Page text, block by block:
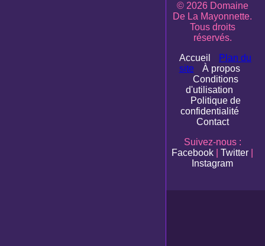
© 2026 Domaine
De La Mayonnette.
Tous droits
réservés.
Accueil
Plan du
site
À propos
Conditions
d'utilisation
Politique de
confidentialité
Contact
Suivez-nous :
Facebook
Twitter
Instagram